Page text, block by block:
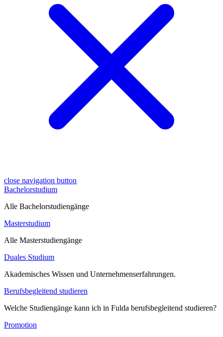
close navigation button
Bachelorstudium
Alle Bachelorstudiengänge
Masterstudium
Alle Masterstudiengänge
Duales Studium
Akademisches Wissen und Unternehmenserfahrungen.
Berufsbegleitend studieren
Welche Studiengänge kann ich in Fulda berufsbegleitend studieren?
Promotion